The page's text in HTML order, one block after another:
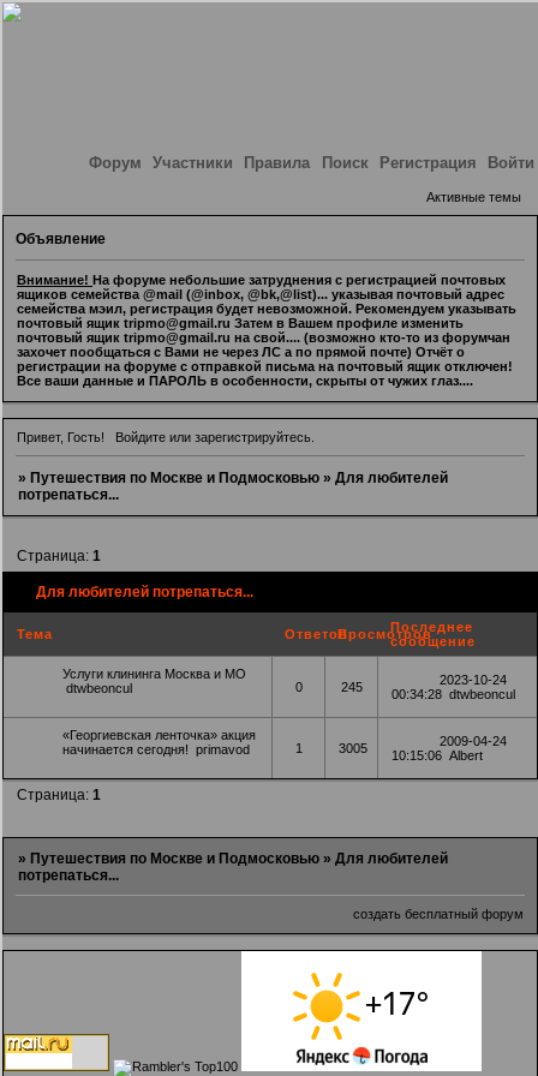
Форум Участники Правила Поиск Регистрация Войти
Активные темы
Объявление
Внимание! На форуме небольшие затруднения с регистрацией почтовых
ящиков семейства @mail (@inbox, @bk,@list)... указывая почтовый адрес
семейства мэил, регистрация будет невозможной. Рекомендуем указывать
почтовый ящик tripmo@gmail.ru Затем в Вашем профиле изменить
почтовый ящик tripmo@gmail.ru на свой.... (возможно кто-то из форумчан
захочет пообщаться с Вами не через ЛС а по прямой почте) Отчёт о
регистрации на форуме с отправкой письма на почтовый ящик отключен!
Все ваши данные и ПАРОЛЬ в особенности, скрыты от чужих глаз....
Привет, Гость! Войдитеили зарегистрируйтесь.
» Путешествия по Москве и Подмосковью »Для любителей
потрепаться...
Для любителей потрепаться...
Страница:1
Тема ОтветовПросмотровПоследнее
сообщение
Услуги клининга Москва и МО
dtwbeoncul
0 245
2023-10-24
00:34:28 dtwbeoncul
«Георгиевская ленточка» акция
начинается сегодня! primavod 1 3005
2009-04-24
10:15:06 Albert
Страница:1
» Путешествия по Москве и Подмосковью »Для любителей
потрепаться...
создать бесплатный форум